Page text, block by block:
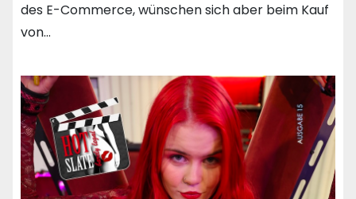
des E-Commerce, wünschen sich aber beim Kauf
von…